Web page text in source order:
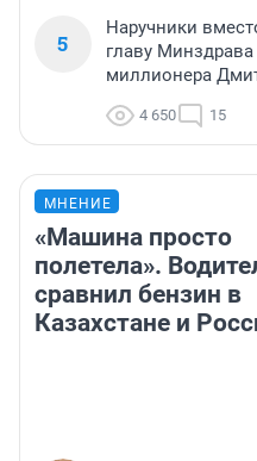
5
Наручники
главу
миллионера
4 650 15
МНЕНИЕ
«Машина просто
полетела».
сравнил бензин в
Казахстане и